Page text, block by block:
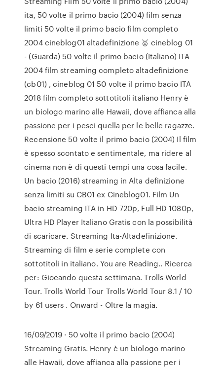
ita, 50 volte il primo bacio (2004) film senza
limiti 50 volte il primo bacio film completo
2004 cineblog01 altadefinizione 🥇 cineblog 01
- (Guarda) 50 volte il primo bacio (Italiano) ITA
2004 film streaming completo altadefinizione
(cb01) , cineblog 01 50 volte il primo bacio ITA
2018 film completo sottotitoli italiano Henry è
un biologo marino alle Hawaii, dove affianca alla
passione per i pesci quella per le belle ragazze.
Recensione 50 volte il primo bacio (2004) Il film
è spesso scontato e sentimentale, ma ridere al
cinema non è di questi tempi una cosa facile.
Un bacio (2016) streaming in Alta definizione
senza limiti su CB01 ex Cineblog01. Film Un
bacio streaming ITA in HD 720p, Full HD 1080p,
Ultra HD Player Italiano Gratis con la possibilità
di scaricare. Streaming Ita-Altadefinizione.
Streaming di film e serie complete con
sottotitoli in italiano. You are Reading.. Ricerca
per: Giocando questa settimana. Trolls World
Tour. Trolls World Tour Trolls World Tour 8.1 / 10
by 61 users . Onward - Oltre la magia.
16/09/2019 · 50 volte il primo bacio (2004)
Streaming Gratis. Henry è un biologo marino
alle Hawaii, dove affianca alla passione per i